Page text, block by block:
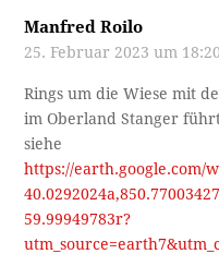
Manfred Roilo
25. Februar 2023 um
Rings um die Wiese mit
im Oberland Stanger
siehe
https://earth.google.com/
59.99949783r?